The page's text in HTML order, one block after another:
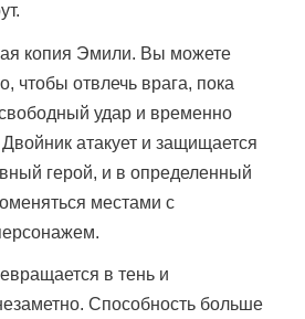
копия Эмили. Вы можете
чтобы отвлечь врага, пока
удар и временно
атакует и защищается
герой, и в определенный
местами с
в тень и
Способность больше